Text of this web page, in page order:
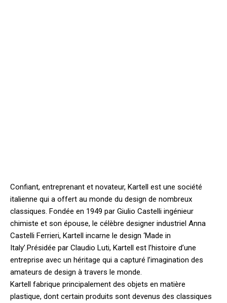
Confiant, entreprenant et novateur, Kartell est une société
italienne qui a offert au monde du design de nombreux
classiques. Fondée en 1949 par Giulio Castelli ingénieur
chimiste et son épouse, le célèbre designer industriel Anna
Castelli Ferrieri, Kartell incarne le design ‘Made in
Italy’.Présidée par Claudio Luti, Kartell est l’histoire d’une
entreprise avec un héritage qui a capturé l’imagination des
amateurs de design à travers le monde.
Kartell fabrique principalement des objets en matière
plastique, dont certain produits sont devenus des classiques